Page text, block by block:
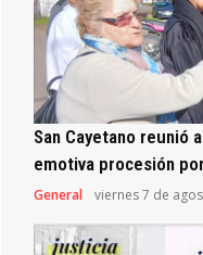
San Cayetano reunió
emotiva procesión
General viernes 7 de